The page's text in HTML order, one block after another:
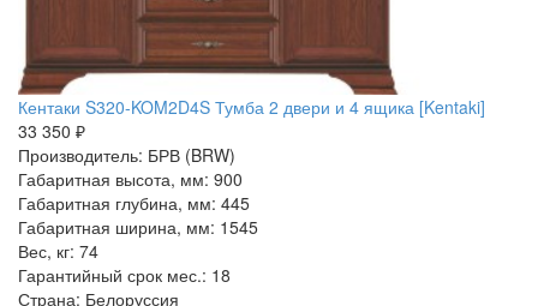
Кентаки S320-KOM2D4S Тумба 2 двери и 4 ящика [Kentaki]
33 350 ₽
Производитель: БРВ (BRW)
Габаритная высота, мм: 900
Габаритная глубина, мм: 445
Габаритная ширина, мм: 1545
Вес, кг: 74
Гарантийный срок мес.: 18
Страна: Белоруссия